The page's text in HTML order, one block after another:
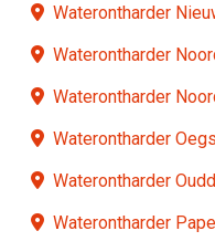
Waterontharder
Waterontharder
Waterontharder
Waterontharder
Waterontharder
Waterontharder